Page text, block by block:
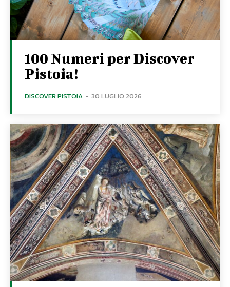
100 Numeri per Discover
Pistoia!
DISCOVER PISTOIA - 30 LUGLIO 2026